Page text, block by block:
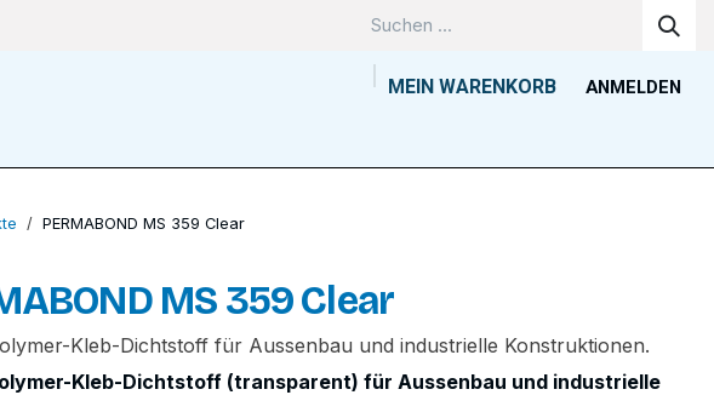
MEIN WARENKORB ANMELDEN
PERMABOND MS 359 Clear
MS 359 Clear
Kleb-Dichtstoff für Aussenbau und industrielle Konstruktionen.
Kleb-Dichtstoff (transparent) für Aussenbau und industrielle